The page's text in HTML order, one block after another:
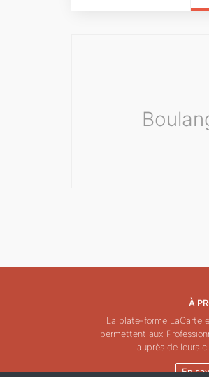
À
La plate-forme LaCarte
permettent aux
auprès de leurs
En